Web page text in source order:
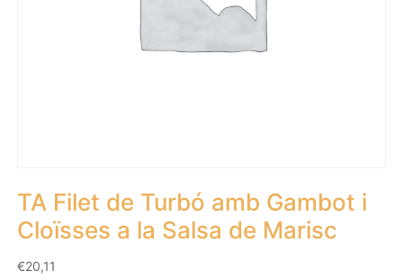
TA Filet de Turbó amb Gambot i
Cloïsses a la Salsa de Marisc
€20,11